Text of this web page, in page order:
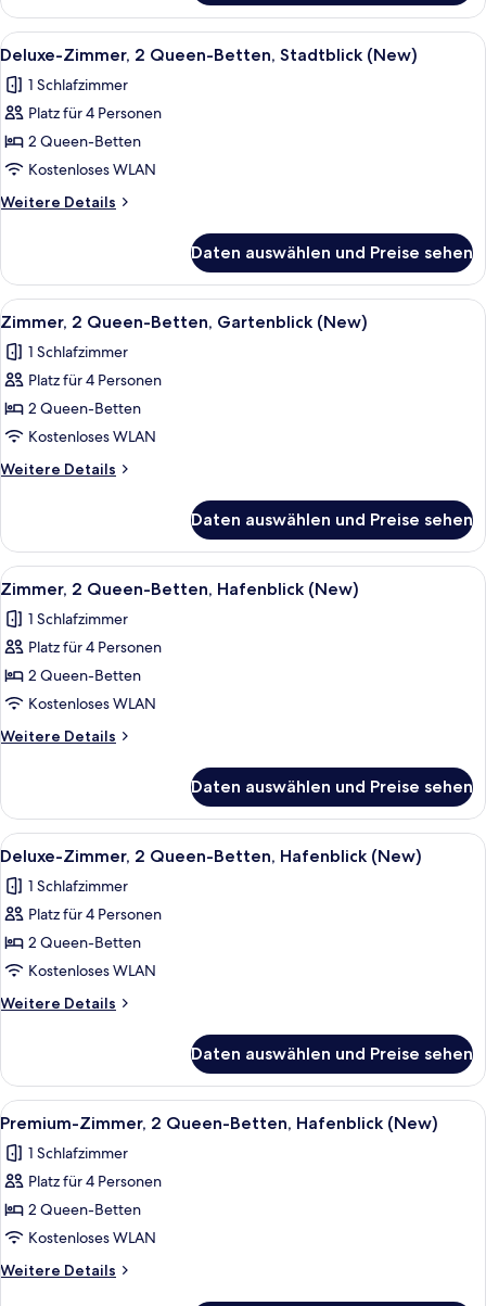
2 Queen-
Betten,
Stadtblick
Alle
Fotos
für
Deluxe-
Zimmer,
2 Queen-
Betten,
Stadtblick
anzeigen
Hochwertige Bettwaren, Zimmersafe,
5
Deluxe-Zimmer, 2 Queen-Betten, Stadtblick (New)
1 Schlafzimmer
Platz für 4 Personen
2 Queen-Betten
Kostenloses WLAN
Weitere Details
Weitere
Zimmer,
2 Queen-
Betten,
(New)
Daten auswählen und Preise sehen
Alle
Fotos
für
Zimmer,
2 Queen-
Betten,
Gartenblick
(New)
Eine kleine Küche mit einem
3
Zimmer, 2 Queen-Betten, Gartenblick (New)
1 Schlafzimmer
Platz für 4 Personen
2 Queen-Betten
Kostenloses WLAN
Weitere Details
Weitere
2 Queen-
Betten,
Gartenblick
Daten auswählen und Preise sehen
Alle
Fotos
für
Zimmer,
2 Queen-
Betten,
Hafenblick
(New)
Ein Hotelzimmer mit zwei Betten,
5
Zimmer, 2 Queen-Betten, Hafenblick (New)
1 Schlafzimmer
Platz für 4 Personen
2 Queen-Betten
Kostenloses WLAN
Weitere Details
Weitere
2 Queen-
Betten,
Hafenblick
Daten auswählen und Preise sehen
Alle
Fotos
für
Deluxe-
Zimmer,
2 Queen-
Betten,
Hafenblick
anzeigen
Hochwertige Bettwaren, Zimmersafe,
4
Deluxe-Zimmer, 2 Queen-Betten, Hafenblick (New)
1 Schlafzimmer
Platz für 4 Personen
2 Queen-Betten
Kostenloses WLAN
Weitere Details
Weitere
Zimmer,
2 Queen-
Betten,
(New)
Daten auswählen und Preise sehen
Alle
Fotos
für
Premium-
Zimmer,
2 Queen-
Betten,
Hafenblick
Hochwertige Bettwaren, Zimmersafe,
5
Premium-Zimmer, 2 Queen-Betten, Hafenblick (New)
1 Schlafzimmer
Platz für 4 Personen
2 Queen-Betten
Kostenloses WLAN
Weitere Details
Weitere